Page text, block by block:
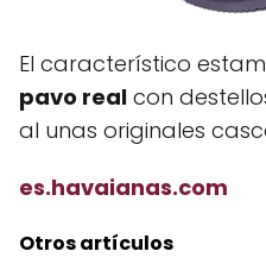
El característico
pavo real con
al unas originales
es.havaianas.com
Otros artículos